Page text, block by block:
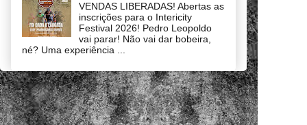
VENDAS LIBERADAS! Abertas as
inscrições para o Intericity
Festival 2026! Pedro Leopoldo
vai parar! Não vai dar bobeira,
né? Uma experiência ...